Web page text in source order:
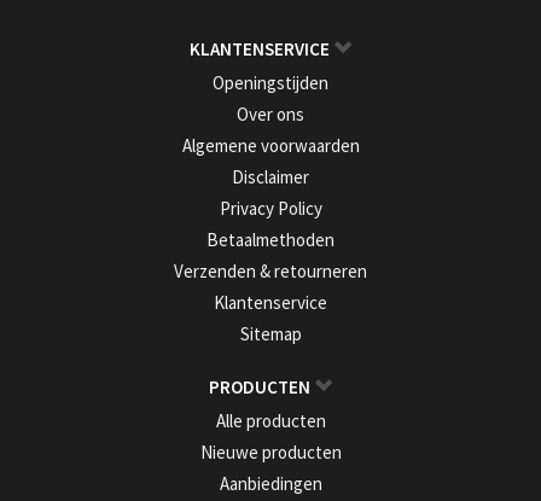
KLANTENSERVICE
Openingstijden
Over ons
Algemene voorwaarden
Disclaimer
Privacy Policy
Betaalmethoden
Verzenden & retourneren
Klantenservice
Sitemap
PRODUCTEN
Alle producten
Nieuwe producten
Aanbiedingen